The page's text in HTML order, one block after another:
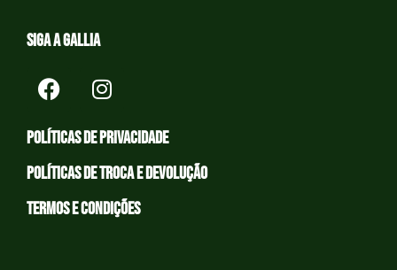
Siga a Gallia
Políticas de privacidade
Políticas de Troca e devolução
Termos e condições